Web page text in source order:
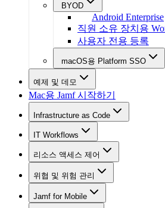
BYOD
Android Enterprise
직원 소유 장치용
사용자 전용 등록
macOS용 Platform SSO
예제 및 데모
Mac용 Jamf 시작하기
Infrastructure as Code
IT Workflows
리소스 액세스 제어
위협 및 위험 관리
Jamf for Mobile